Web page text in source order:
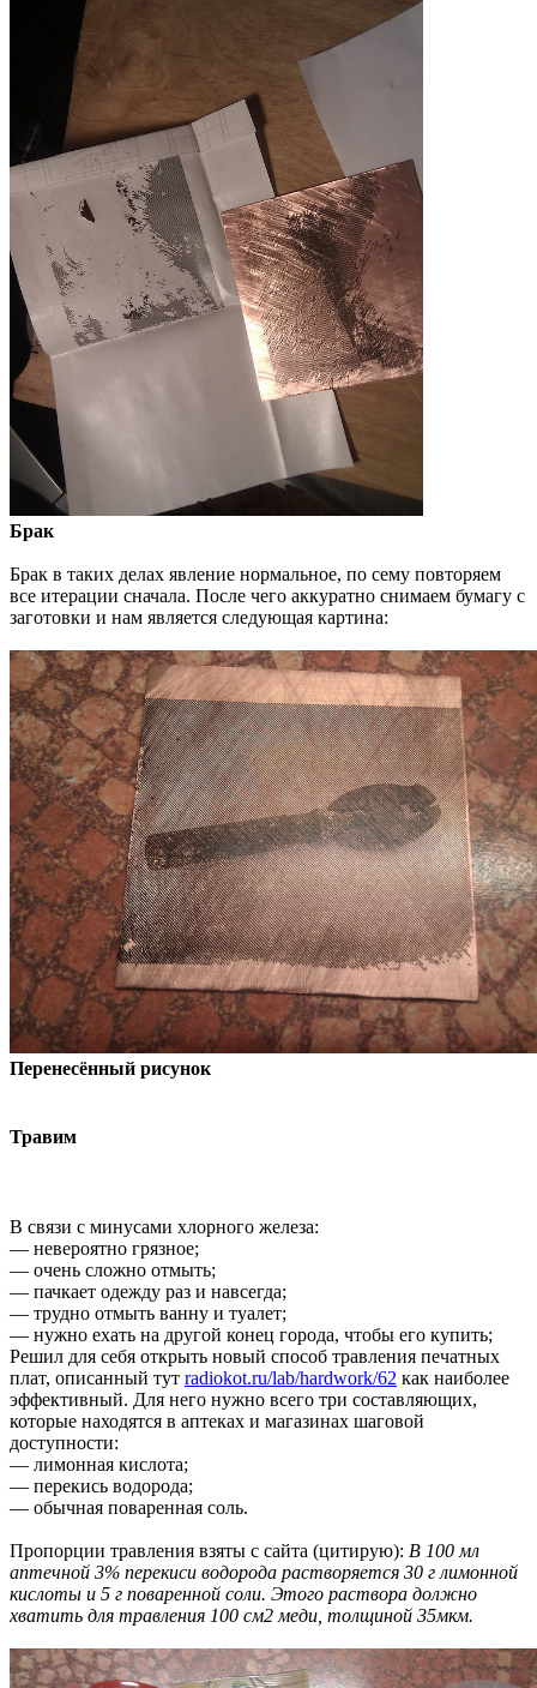
Брак
Брак в таких делах явление нормальное, по сему повторяем
все итерации сначала. После чего аккуратно снимаем бумагу с
заготовки и нам является следующая картина:
Перенесённый рисунок
Травим
В связи с минусами хлорного железа:
— невероятно грязное;
— очень сложно отмыть;
— пачкает одежду раз и навсегда;
— трудно отмыть ванну и туалет;
— нужно ехать на другой конец города, чтобы его купить;
Решил для себя открыть новый способ травления печатных
плат, описанный тут radiokot.ru/lab/hardwork/62 как наиболее
эффективный. Для него нужно всего три составляющих,
которые находятся в аптеках и магазинах шаговой
доступности:
— лимонная кислота;
— перекись водорода;
— обычная поваренная соль.
Пропорции травления взяты с сайта (цитирую): В 100 мл
аптечной 3% перекиси водорода растворяется 30 г лимонной
кислоты и 5 г поваренной соли. Этого раствора должно
хватить для травления 100 см2 меди, толщиной 35мкм.